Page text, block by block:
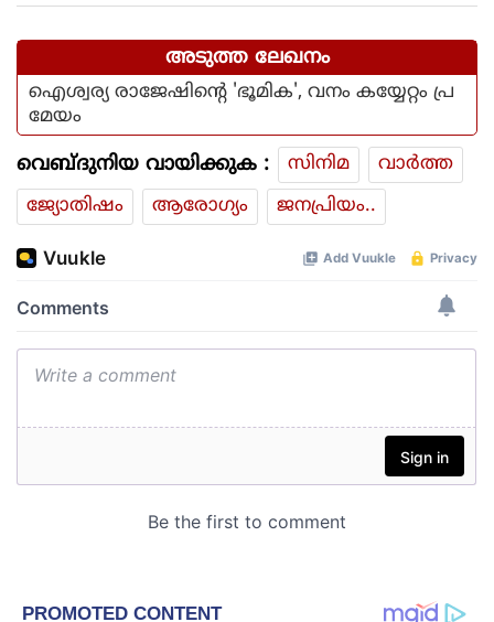
അടുത്ത ലേഖനം
ഐശ്വര്യ രാജേഷിന്റെ 'ഭൂമിക', വനം കയ്യേറ്റം പ്ര
മേയം
വെബ്ദുനിയ വായിക്കുക : സിനിമ
വാര്‍ത്ത
ജ്യോതിഷം
ആരോഗ്യം ജനപ്രിയം..